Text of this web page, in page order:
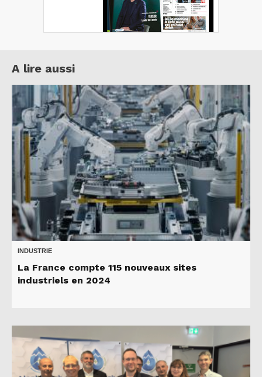
A lire aussi
INDUSTRIE
La France compte 115 nouveaux sites
industriels en 2024